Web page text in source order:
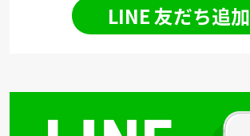
LINE 友だち追加